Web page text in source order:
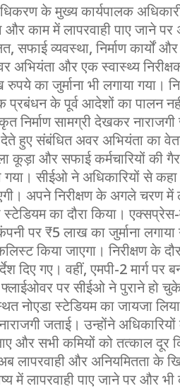
के मुख्य कार्यपालक
काम में लापरवाही पाए जाने
सफाई व्यवस्था, निर्माण कार्यों
अभियंता और एक स्वास्थ्य
का जुर्माना भी लगाया गया।
प्रबंधन के पूर्व आदेशों का पालन
निर्माण सामग्री देखकर
हुए संबंधित अवर अभियंता का
और सफाई कर्मचारियों की
गया। सीईओ ने अधिकारियों से
अपने निरीक्षण के अगले चरण
का दौरा किया।
पर ₹5 लाख का जुर्माना
किया जाएगा। निरीक्षण के
दिए गए। वहीं, एमपी-2 मार्ग
पर सीईओ ने पुराने हो
स्टेडियम का जायजा
जताई। उन्होंने
और सभी कमियों को तत्काल दूर
लापरवाही और अनियमितता
में लापरवाही पाए जाने पर और भी